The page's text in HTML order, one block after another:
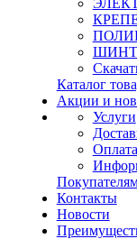
Каталог
Акции и
Услуги
Оплата
Контакты
Новости